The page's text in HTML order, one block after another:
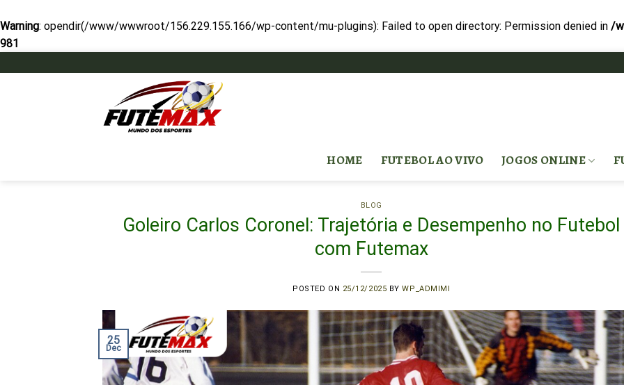
Warning: opendir(/www/wwwroot/156.229.155.166/wp-content/mu-plugins): Failed to open directory: Permission denied in /
981
to
HOME FUTEBOL AO VIVO JOGOS ONLINE
BLOG
Goleiro Carlos Coronel: Trajetória e Desempenho no Futebol
com Futemax
POSTED ON 25/12/2025 BYWP_ADMIMI
25
Dec